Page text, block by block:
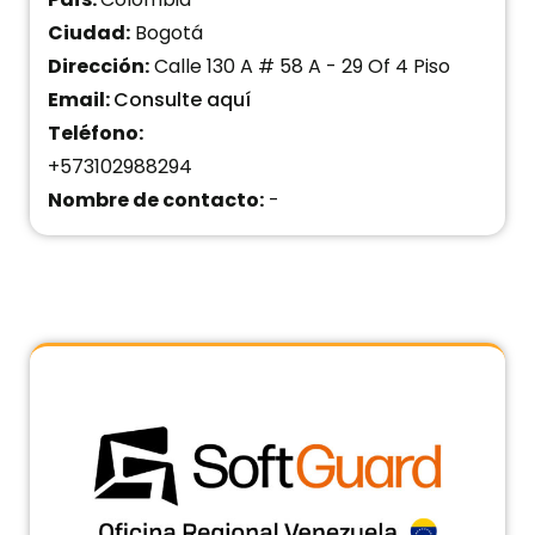
SOFTGUARD PANAMÁ
Oficinas ·Calle 58 con calle 50 Ph Office One, piso 8
Oficina 804, Panamá
+50764807488
Ciudad: Bogotá
Dirección:Calle 130 A # 58 A - 29 Of 4 Piso
Email:Consulte aquí
Teléfono:
+573102988294
Nombre de contacto: -